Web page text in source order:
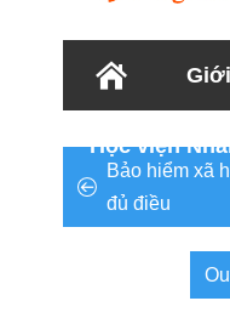
Học viện
Bảo hiểm xã
đủ điều